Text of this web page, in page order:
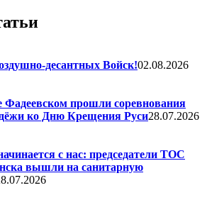
десантных Войск!02.08.2026
Фадеевском прошли соревнования
ко Дню Крещения Руси28.07.2026
с нас: председатели ТОС
вышли на санитарную